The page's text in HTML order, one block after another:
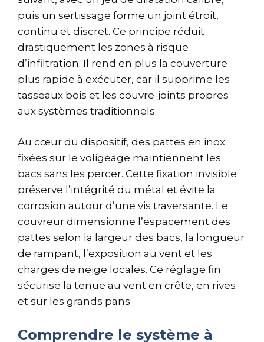
puis un sertissage forme un joint étroit,
continu et discret. Ce principe réduit
drastiquement les zones à risque
d’infiltration. Il rend en plus la couverture
plus rapide à exécuter, car il supprime les
tasseaux bois et les couvre-joints propres
aux systèmes traditionnels.
Au cœur du dispositif, des pattes en inox
fixées sur le voligeage maintiennent les
bacs sans les percer. Cette fixation invisible
préserve l’intégrité du métal et évite la
corrosion autour d’une vis traversante. Le
couvreur dimensionne l’espacement des
pattes selon la largeur des bacs, la longueur
de rampant, l’exposition au vent et les
charges de neige locales. Ce réglage fin
sécurise la tenue au vent en crête, en rives
et sur les grands pans.
Comprendre le système à